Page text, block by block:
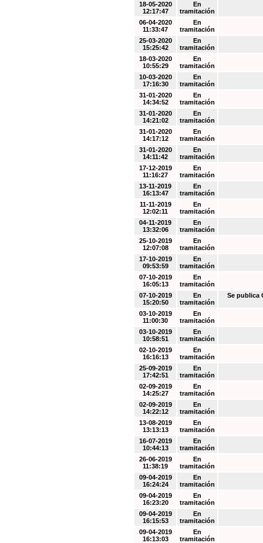
18-05-2020
12:17:47
En
tramitación
06-04-2020
11:33:47
En
tramitación
25-03-2020
15:25:42
En
tramitación
18-03-2020
10:55:29
En
tramitación
10-03-2020
17:16:30
En
tramitación
31-01-2020
14:34:52
En
tramitación
31-01-2020
14:21:02
En
tramitación
31-01-2020
14:17:12
En
tramitación
31-01-2020
14:11:42
En
tramitación
17-12-2019
11:16:27
En
tramitación
13-11-2019
16:13:47
En
tramitación
11-11-2019
12:02:11
En
tramitación
04-11-2019
13:32:06
En
tramitación
25-10-2019
12:07:08
En
tramitación
17-10-2019
09:53:59
En
tramitación
07-10-2019
16:05:13
En
tramitación
07-10-2019
15:20:50
En
tramitación
Se publica
03-10-2019
11:00:30
En
tramitación
03-10-2019
10:58:51
En
tramitación
02-10-2019
16:16:13
En
tramitación
25-09-2019
17:42:51
En
tramitación
02-09-2019
14:25:27
En
tramitación
02-09-2019
14:22:12
En
tramitación
13-08-2019
13:13:13
En
tramitación
16-07-2019
10:44:13
En
tramitación
26-06-2019
11:38:19
En
tramitación
09-04-2019
16:24:24
En
tramitación
09-04-2019
16:23:20
En
tramitación
09-04-2019
16:15:53
En
tramitación
09-04-2019
16:13:03
En
tramitación